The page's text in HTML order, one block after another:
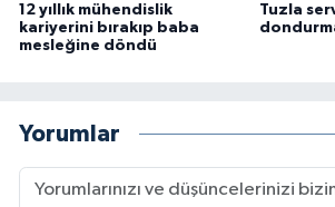
12 yıllık mühendislik
kariyerini bırakıp baba
mesleğine döndü
Tuzla
Yorumlar